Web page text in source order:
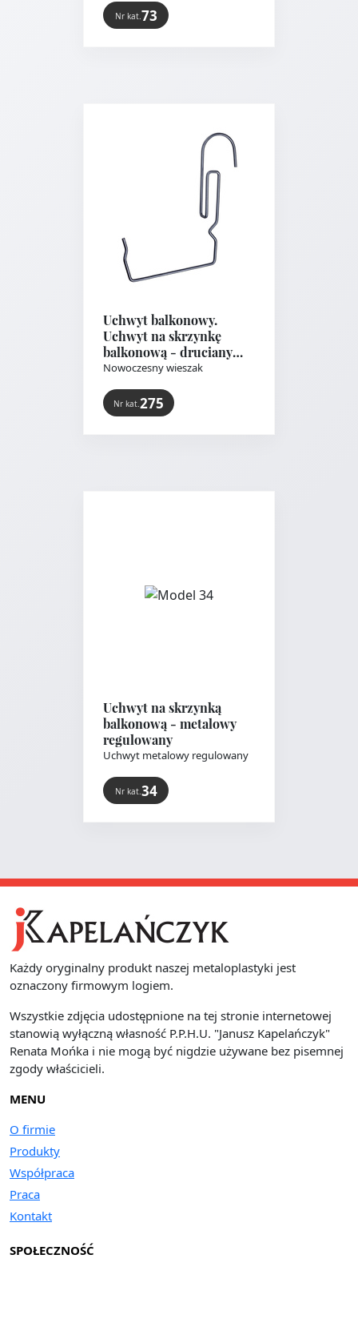
Nr kat.73
Uchwyt balkonowy.
Uchwyt na skrzynkę
balkonową - druciany
zawijany
Nowoczesny wieszak
do..Nr kat.275
Uchwyt na skrzynką
balkonową - metalowy
regulowany
Uchwyt metalowy regulowany
Nr kat.34
Każdy oryginalny produkt naszej metaloplastyki jest
oznaczony firmowym logiem.
Wszystkie zdjęcia udostępnione na tej stronie internetowej
stanowią wyłączną własność P.P.H.U. "Janusz Kapelańczyk"
Renata Mońka i nie mogą być nigdzie używane bez pisemnej
zgody właścicieli.
MENU
O firmie
Produkty
Współpraca
Praca
Kontakt
SPOŁECZNOŚĆ